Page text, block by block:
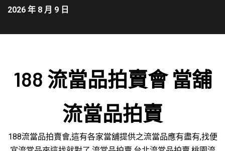
2026 年 8 月 9 日
188 流當品拍賣會 當舖
流當品拍賣
188流當品拍賣會,這有各家當舖提供之流當品應有盡有,找便